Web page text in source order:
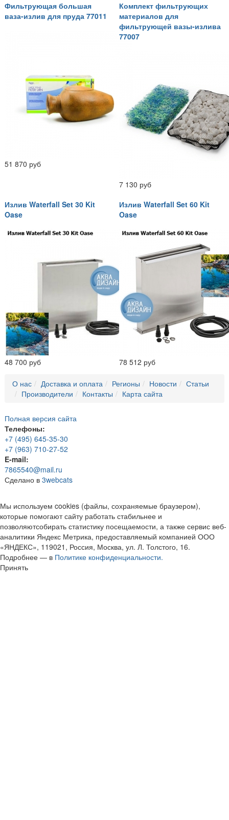
Фильтрующая большая
ваза-излив для пруда 77011
51 870 руб
Комплект фильтрующих
материалов для
фильтрующей вазы-излива
77007
7 130 руб
Излив Waterfall Set 30 Kit
Oase
48 700 руб
Излив Waterfall Set 60 Kit
Oase
78 512 руб
О нас Доставка и оплата Регионы Новости
Статьи
Производители
Контакты Карта сайта
Полная версия сайта
Телефоны:
+7 (495) 645-35-30
+7 (963) 710-27-52
E-mail:
7865540@mail.ru
Сделано в 3webcats
Мы используем cookies (файлы, сохраняемые браузером),
которые помогают сайту работать стабильнее и
позволяютсобирать статистику посещаемости, а также сервис веб-
аналитики Яндекс Метрика, предоставляемый компанией ООО
«ЯНДЕКС», 119021, Россия, Москва, ул. Л. Толстого, 16.
Подробнее — в Политике конфиденциальности.
Принять